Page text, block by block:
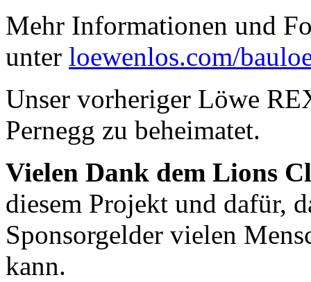
Mehr Informationen und
unter loewenlos.com/
Unser vorheriger Löwe
Pernegg zu beheimatet.
Vielen Dank dem Lions
diesem Projekt und dafür,
Sponsorgelder vielen
kann.